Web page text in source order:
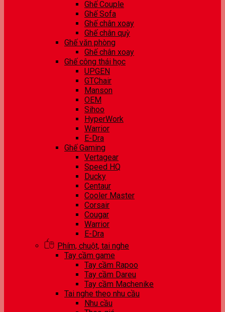
Ghế Couple
Ghế Sofa
Ghế chân xoay
Ghế chân quỳ
Ghế văn phòng
Ghế chân xoay
Ghế công thái học
UPGEN
GTChair
Manson
OEM
Sihoo
HyperWork
Warrior
E-Dra
Ghế Gaming
Vertagear
Speed HQ
Ducky
Centaur
Cooler Master
Corsair
Cougar
Warrior
E-Dra
Phím, chuột, tai nghe
Tay cầm game
Tay cầm Rapoo
Tay cầm Dareu
Tay cầm Machenike
Tai nghe theo nhu cầu
Nhu cầu